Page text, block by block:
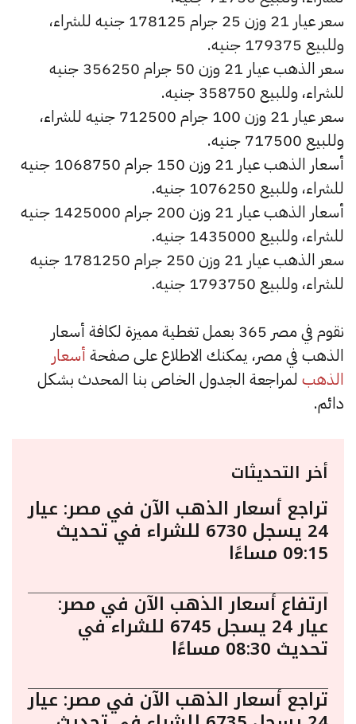
سعر عيار 21 وزن 25 جرام 178125 جنيه للشراء،
وللبيع 179375 جنيه.
سعر الذهب عيار 21 وزن 50 جرام 356250 جنيه
للشراء، وللبيع 358750 جنيه.
سعر عيار 21 وزن 100 جرام 712500 جنيه للشراء،
وللبيع 717500 جنيه.
أسعار الذهب عيار 21 وزن 150 جرام 1068750 جنيه
للشراء، وللبيع 1076250 جنيه.
أسعار الذهب عيار 21 وزن 200 جرام 1425000 جنيه
للشراء، وللبيع 1435000 جنيه.
سعر الذهب عيار 21 وزن 250 جرام 1781250 جنيه
للشراء، وللبيع 1793750 جنيه.
نقوم في مصر 365 بعمل تغطية مميزة لكافة أسعار
الذهب في مصر، يمكنك الاطلاع على صفحة أسعار
الذهب لمراجعة الجدول الخاص بنا المحدث بشكل
دائم.
أخر التحديثات
تراجع أسعار الذهب الآن في مصر: عيار
24 يسجل 6730 للشراء في تحديث
09:15 مساءًا
ارتفاع أسعار الذهب الآن في مصر:
عيار 24 يسجل 6745 للشراء في
تحديث 08:30 مساءًا
تراجع أسعار الذهب الآن في مصر: عيار